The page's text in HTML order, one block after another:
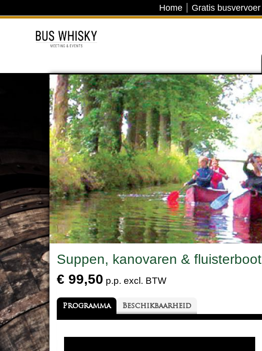
Home Gratis busvervoer
Suppen, kanovaren & fluisterboot
€ 99,50 p.p. excl. BTW
Programma Beschikbaarheid